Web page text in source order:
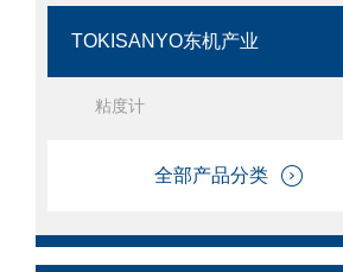
TOKISANYO东机产业
粘度计
全部产品分类